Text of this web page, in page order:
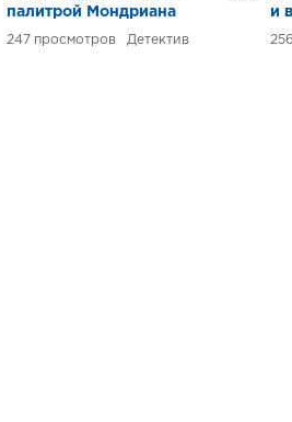
палитрой Мондриана
247 Детектив
и
256